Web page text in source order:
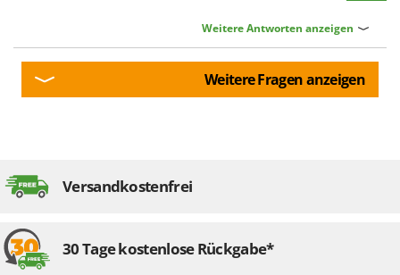
Weitere Antworten anzeigen
Weitere Fragen anzeigen
Versandkostenfrei
30 Tage kostenlose Rückgabe*